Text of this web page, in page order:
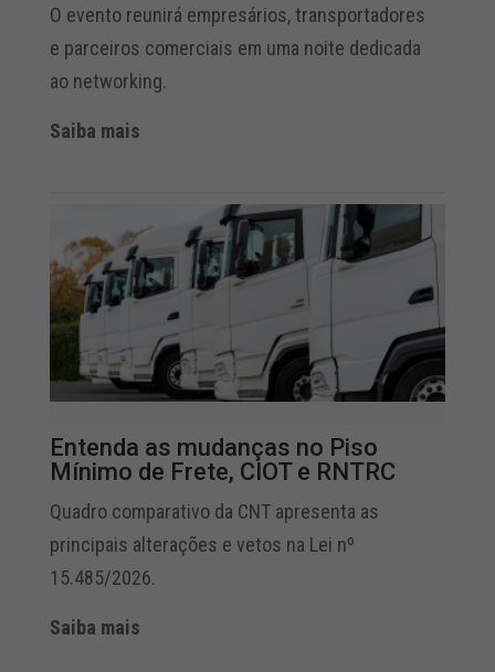
O evento reunirá empresários, transportadores
e parceiros comerciais em uma noite dedicada
ao networking.
Saiba mais
Entenda as mudanças no Piso
Mínimo de Frete, CIOT e RNTRC
Quadro comparativo da CNT apresenta as
principais alterações e vetos na Lei nº
15.485/2026.
Saiba mais